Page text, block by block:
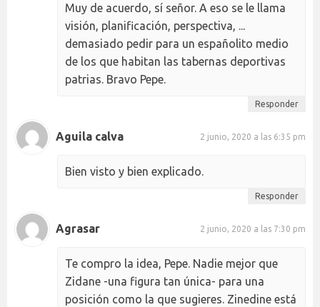
Muy de acuerdo, sí señor. A eso se le llama
visión, planificación, perspectiva, ...
demasiado pedir para un españolito medio
de los que habitan las tabernas deportivas
patrias. Bravo Pepe.
Responder
Aguila calva 2 junio, 2020 a las 6:35 pm
Bien visto y bien explicado.
Responder
Agrasar 2 junio, 2020 a las 7:30 pm
Te compro la idea, Pepe. Nadie mejor que
Zidane -una figura tan única- para una
posición como la que sugieres. Zinedine está